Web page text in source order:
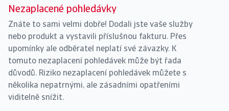
Nezaplacené pohledávky
Znáte to sami velmi dobře! Dodali jste vaše služby
nebo produkt a vystavili příslušnou fakturu. Přes
upomínky ale odběratel neplatí své závazky. K
tomuto nezaplacení pohledávek může být řada
důvodů. Riziko nezaplacení pohledávek můžete s
několika nepatrnými, ale zásadními opatřeními
viditelně snížit.